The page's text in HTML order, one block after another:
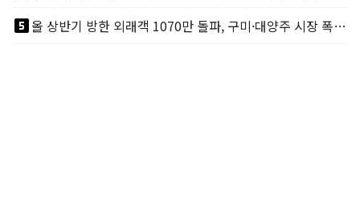
looks_5
올 상반기 방한 외래객 1070만 돌파, 구미·대양주 시장 폭발적 성장